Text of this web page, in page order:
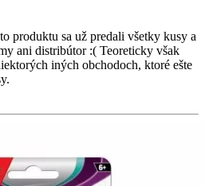
produktu sa už predali všetky kusy a
ani distribútor :( Teoreticky však
iných obchodoch, ktoré ešte